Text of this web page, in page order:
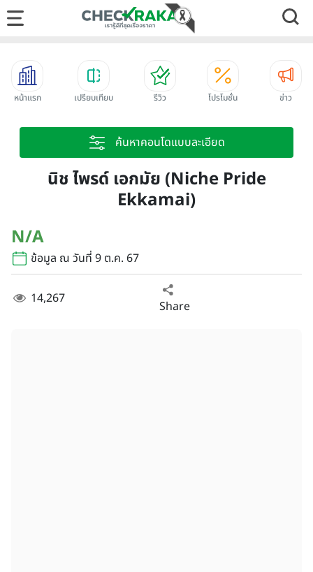
หน้าแรก เปรียบเทียบ รีวิว โปรโมชั่น ข่าว
ค้นหาคอนโดแบบละเอียด
นิช ไพรด์ เอกมัย (Niche Pride
Ekkamai)
N/A
ข้อมูล ณ วันที่ 9 ต.ค. 67
14,267 Share